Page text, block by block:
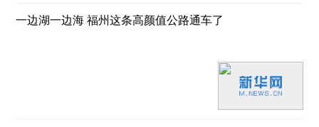
一边湖一边海 福州这条高颜值公路通车了